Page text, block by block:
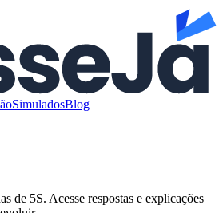
SimuladosBlog
de 5S. Acesse respostas e explicações